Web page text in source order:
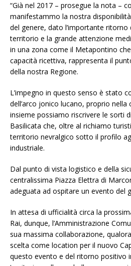
“Già nel 2017 – prosegue la nota –
manifestammo la nostra
del genere, dato l’importante ritorno
territorio e la grande attenzione
in una zona come il Metapontino
capacità ricettiva, rappresenta il
della nostra Regione.
L’impegno in questo senso è stato
dell’arco jonico lucano, proprio nella
insieme possiamo riscrivere le sorti
Basilicata che, oltre al richiamo
territorio nevralgico sotto il profilo
industriale.
Dal punto di vista logistico e della
centralissima Piazza Elettra di
adeguata ad ospitare un evento del
In attesa di ufficialità circa la
Rai, dunque, l’Amministrazione
sua massima collaborazione,
scelta come location per il nuovo
questo evento e del ritorno positivo